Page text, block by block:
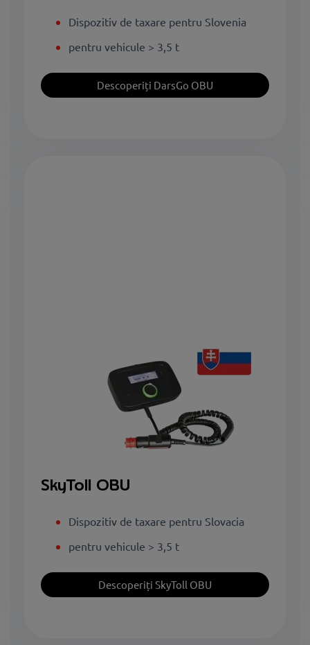
Dispozitiv de taxare pentru Slovenia
pentru vehicule > 3,5 t
Descoperiți DarsGo OBU
SkyToll OBU
Dispozitiv de taxare pentru Slovacia
pentru vehicule > 3,5 t
Descoperiți SkyToll OBU